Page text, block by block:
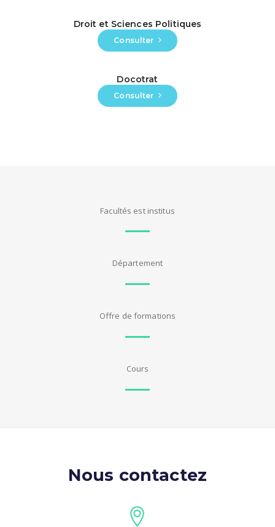
Droit et Sciences Politiques
Consulter
Docotrat
Consulter
Facultés est institus
Département
Offre de formations
Cours
Nous contactez